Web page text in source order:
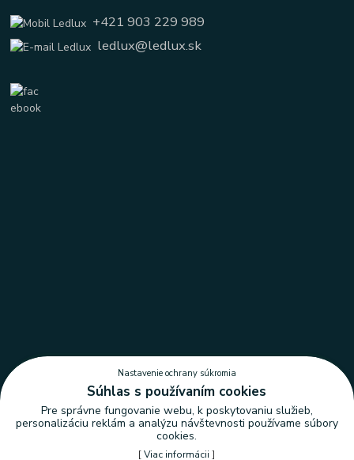
+421 903 229 989
ledlux@ledlux.sk
Nastavenie ochrany súkromia
Súhlas s používaním cookies
Pre správne fungovanie webu, k poskytovaniu služieb,
personalizáciu reklám a analýzu návštevnosti používame súbory
cookies.
[Viac informácii ]